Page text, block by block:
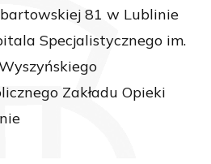
81 w Lublinie
Specjalistycznego im.
Zakładu Opieki